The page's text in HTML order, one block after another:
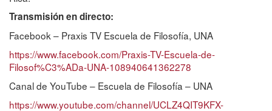
Transmisión en directo:
Facebook – Praxis TV Escuela de Filosofía, UNA
https://www.facebook.com/Praxis-TV-Escuela-de-
Filosof%C3%ADa-UNA-108940641362278
Canal de YouTube – Escuela de Filosofía – UNA
https://www.youtube.com/channel/UCLZ4QIT9KFX-